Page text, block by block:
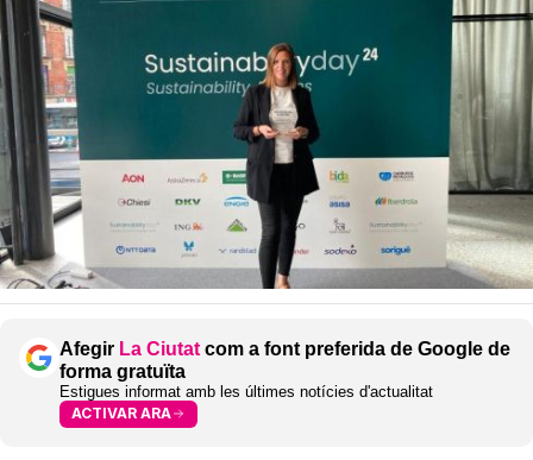
Afegir La Ciutat com a font preferida de Google de
forma gratuïta
Estigues informat amb les últimes notícies d'actualitat
ACTIVAR ARA